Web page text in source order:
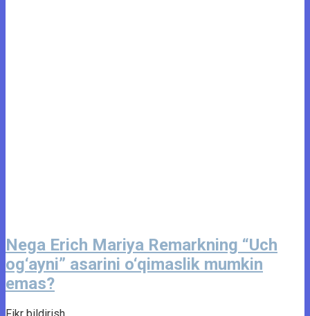
Nega Erich Mariya Remarkning “Uch
og‘ayni” asarini o‘qimaslik mumkin
emas?